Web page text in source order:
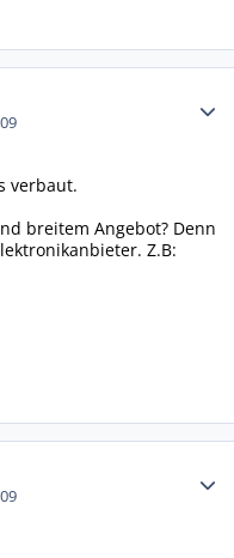
verbaut.
breitem Angebot? Denn
Z.B: